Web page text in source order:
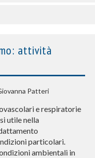
attività
Patteri
e respiratorie
utile nella
particolari.
ambientali in